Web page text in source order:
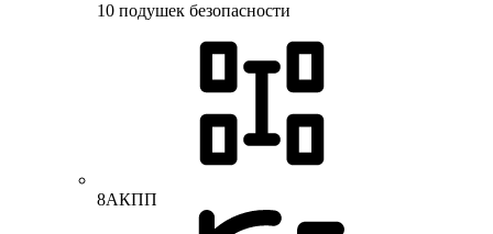
10 подушек безопасности
8АКПП